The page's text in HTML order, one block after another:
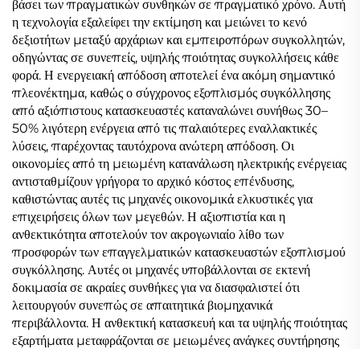
βάσει των πραγματικών συνθηκών σε πραγματικό χρόνο. Αυτή
η τεχνολογία εξαλείφει την εκτίμηση και μειώνει το κενό
δεξιοτήτων μεταξύ αρχάριων και εμπειροπόρων συγκολλητών,
οδηγώντας σε συνεπείς, υψηλής ποιότητας συγκολλήσεις κάθε
φορά. Η ενεργειακή απόδοση αποτελεί ένα ακόμη σημαντικό
πλεονέκτημα, καθώς ο σύγχρονος εξοπλισμός συγκόλλησης
από αξιόπιστους κατασκευαστές καταναλώνει συνήθως 30–
50% λιγότερη ενέργεια από τις παλαιότερες εναλλακτικές
λύσεις, παρέχοντας ταυτόχρονα ανώτερη απόδοση. Οι
οικονομίες από τη μειωμένη κατανάλωση ηλεκτρικής ενέργειας
αντισταθμίζουν γρήγορα το αρχικό κόστος επένδυσης,
καθιστώντας αυτές τις μηχανές οικονομικά ελκυστικές για
επιχειρήσεις όλων των μεγεθών. Η αξιοπιστία και η
ανθεκτικότητα αποτελούν τον ακρογωνιαίο λίθο των
προσφορών των επαγγελματικών κατασκευαστών εξοπλισμού
συγκόλλησης. Αυτές οι μηχανές υποβάλλονται σε εκτενή
δοκιμασία σε ακραίες συνθήκες για να διασφαλιστεί ότι
λειτουργούν συνεπώς σε απαιτητικά βιομηχανικά
περιβάλλοντα. Η ανθεκτική κατασκευή και τα υψηλής ποιότητας
εξαρτήματα μεταφράζονται σε μειωμένες ανάγκες συντήρησης